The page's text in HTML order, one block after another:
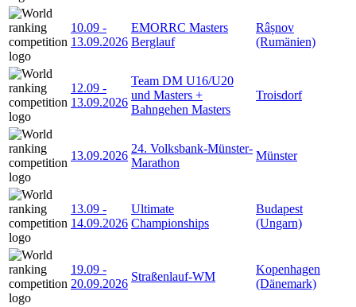
10.09 -
13.09.2026
EMORRC Masters
Berglauf
Râșnov
(Rumänien)
12.09 -
13.09.2026
Team DM U16/U20
und Masters +
Bahngehen Masters
Troisdorf
13.09.2026
24. Volksbank-Münster-
Marathon
Münster
13.09 -
14.09.2026
Ultimate
Championships
Budapest
(Ungarn)
19.09 -
20.09.2026
Straßenlauf-WM
Kopenhagen
(Dänemark)